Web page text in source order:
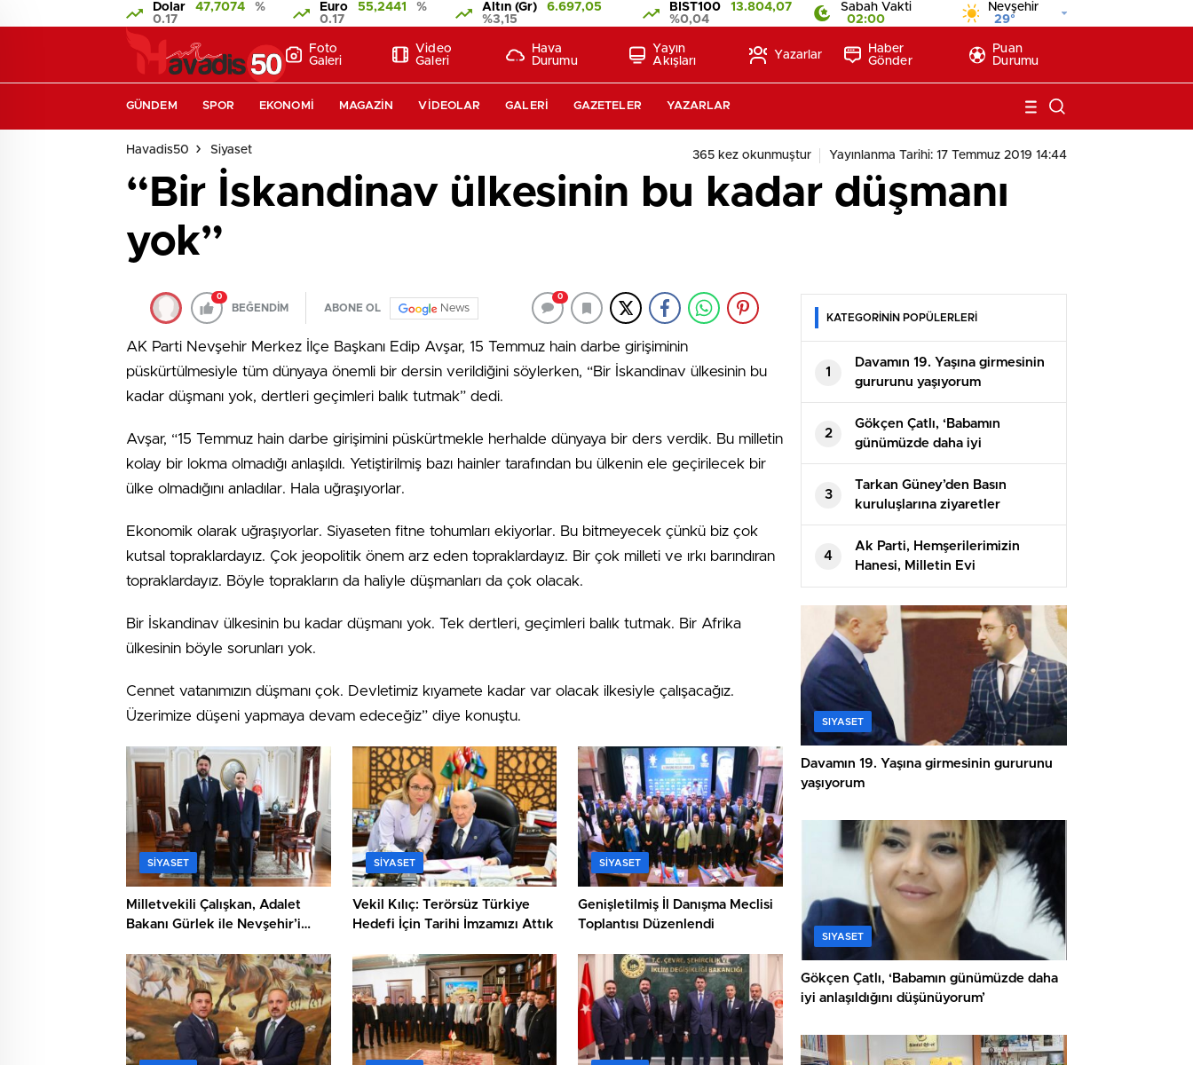
Dolar 47,7074
%
0.17
Euro 55,2441
%
0.17
Altın (Gr)
6.697,05
%3,15
BIST100
13.804,07
%0,04
Sabah Vakti
02:00
Nevşehir
29°
Foto
Galeri
Video
Galeri
Hava
Durumu
Yayın
Akışları
Yazarlar
Haber
Gönder
Puan
Durumu
GÜNDEM SPOR EKONOMI MAGAZIN VIDEOLAR GALERI GAZETELER YAZARLAR
Havadis50 Siyaset 365 kez okunmuştur Yayınlanma Tarihi: 17 Temmuz 2019 14:44
“Bir İskandinav ülkesinin bu kadar düşmanı
yok”
0
BEĞENDİM ABONE OL News
0
AK Parti Nevşehir Merkez İlçe Başkanı Edip Avşar, 15 Temmuz hain darbe girişiminin
püskürtülmesiyle tüm dünyaya önemli bir dersin verildiğini söylerken, “Bir İskandinav ülkesinin bu
kadar düşmanı yok, dertleri geçimleri balık tutmak” dedi.
Avşar, “15 Temmuz hain darbe girişimini püskürtmekle herhalde dünyaya bir ders verdik. Bu milletin
kolay bir lokma olmadığı anlaşıldı. Yetiştirilmiş bazı hainler tarafından bu ülkenin ele geçirilecek bir
ülke olmadığını anladılar. Hala uğraşıyorlar.
Ekonomik olarak uğraşıyorlar. Siyaseten fitne tohumları ekiyorlar. Bu bitmeyecek çünkü biz çok
kutsal topraklardayız. Çok jeopolitik önem arz eden topraklardayız. Bir çok milleti ve ırkı barındıran
topraklardayız. Böyle toprakların da haliyle düşmanları da çok olacak.
Bir İskandinav ülkesinin bu kadar düşmanı yok. Tek dertleri, geçimleri balık tutmak. Bir Afrika
ülkesinin böyle sorunları yok.
Cennet vatanımızın düşmanı çok. Devletimiz kıyamete kadar var olacak ilkesiyle çalışacağız.
Üzerimize düşeni yapmaya devam edeceğiz” diye konuştu.
SIYASET
Milletvekili Çalışkan, Adalet
Bakanı Gürlek ile Nevşehir’i
SIYASET
Vekil Kılıç: Terörsüz Türkiye
Hedefi İçin Tarihi İmzamızı Attık
SIYASET
Genişletilmiş İl Danışma Meclisi
Toplantısı Düzenlendi
KATEGORİNİN POPÜLERLERİ
1
Davamın 19. Yaşına girmesinin
gururunu yaşıyorum
2
Gökçen Çatlı, ‘Babamın
günümüzde daha iyi
anlaşıldığını düşünüyorum’
3
Tarkan Güney’den Basın
kuruluşlarına ziyaretler
4
Ak Parti, Hemşerilerimizin
Hanesi, Milletin Evi
SIYASET
Davamın 19. Yaşına girmesinin gururunu
yaşıyorum
SIYASET
Gökçen Çatlı, ‘Babamın günümüzde daha
iyi anlaşıldığını düşünüyorum’